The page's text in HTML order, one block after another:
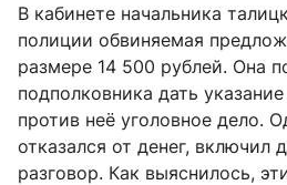
В кабинете начальника
полиции обвиняемая
размере 14 500 рублей. Она
подполковника дать
против неё уголовное дело.
отказался от денег, включил
разговор. Как выяснилось,